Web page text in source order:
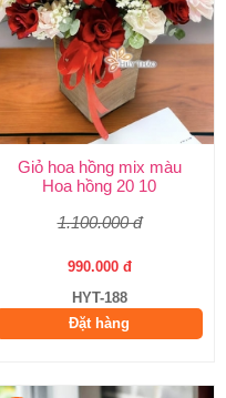
Giỏ hoa hồng mix màu
Hoa hồng 20 10
1.100.000 đ
990.000 đ
HYT-188
Đặt hàng